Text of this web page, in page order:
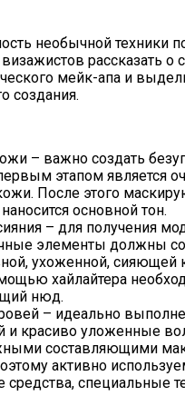
необычной техники
рассказать о
мейк-апа и
создания.
– важно создать
этапом является
После этого
основной тон.
– для получения
элементы должны
ухоженной, сияющей
хайлайтера
нюд.
– идеально
и красиво уложенные
составляющими
активно
специальные